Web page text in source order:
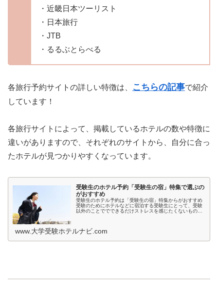
・近畿日本ツーリスト
・日本旅行
・JTB
・るるぶとらべる
各旅行予約サイトの詳しい特徴は、 こちらの記事で紹介
しています！
各旅行サイトによって、掲載しているホテルの数や特徴に
違いがありますので、それぞれのサイトから、自分に合っ
たホテルが見つかりやすくなっています。
受験生のホテル予約「受験生の宿」特集で選ぶの
がおすすめ
受験生のホテル予約は「受験生の宿」特集からがおすすめ
受験のためにホテルなどに宿泊する受験生にとって、受験
以外のことででできるだけストレスを感じたくないもので
www.大学受験ホテルナビ.com